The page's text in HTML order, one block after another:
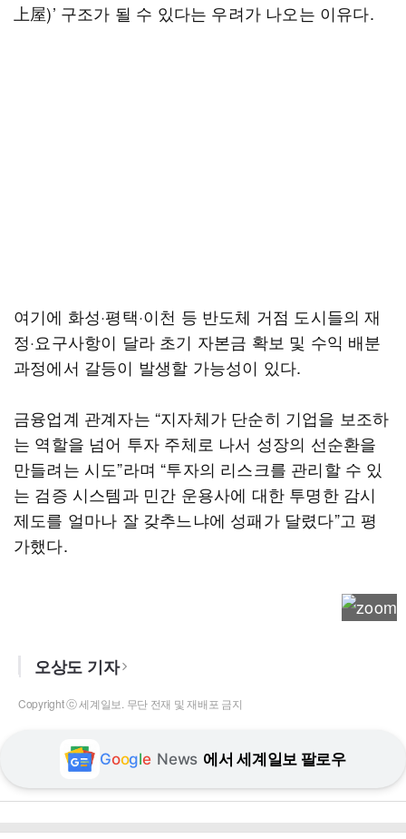
上屋)’ 구조가 될 수 있다는 우려가 나오는 이유다.
여기에 화성·평택·이천 등 반도체 거점 도시들의 재
정·요구사항이 달라 초기 자본금 확보 및 수익 배분
과정에서 갈등이 발생할 가능성이 있다.
금융업계 관계자는 “지자체가 단순히 기업을 보조하
는 역할을 넘어 투자 주체로 나서 성장의 선순환을
만들려는 시도”라며 “투자의 리스크를 관리할 수 있
는 검증 시스템과 민간 운용사에 대한 투명한 감시
제도를 얼마나 잘 갖추느냐에 성패가 달렸다”고 평
가했다.
오상도 기자
Copyright ⓒ 세계일보. 무단 전재 및 재배포 금지
Google News 에서 세계일보 팔로우